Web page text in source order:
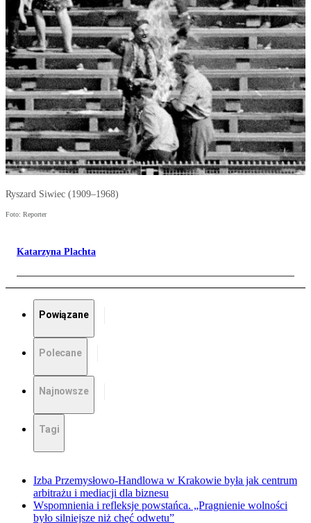
Ryszard Siwiec (1909–1968)
Foto: Reporter
Katarzyna Plachta
Powiązane
Polecane
Najnowsze
Tagi
Izba Przemysłowo-Handlowa w Krakowie była jak centrum
arbitrażu i mediacji dla biznesu
Wspomnienia i refleksje powstańca. „Pragnienie wolności
było silniejsze niż chęć odwetu”